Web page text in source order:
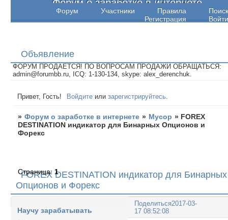
Форум о заработке в интернете
Форум Участники Правила
Поиск
Регистрация
Войти
Объявление
ФОРУМ ПРОДАЕТСЯ! ПО ВОПРОСАМ ПРОДАЖИ ОБРАЩАТЬСЯ:
admin@forumbb.ru, ICQ: 1-130-134, skype: alex_derenchuk.
Привет, Гость! Войдите илизарегистрируйтесь
» Форум о заработке в интернете » Мусор » FOREX
DESTINATION индикатор для Бинарных Опционов и
Форекс
FOREX DESTINATION индикатор для Бинарных
Опционов и Форекс
Страница: 1
Поделиться2017-03-
17 08:52:08
Научу зарабатывать